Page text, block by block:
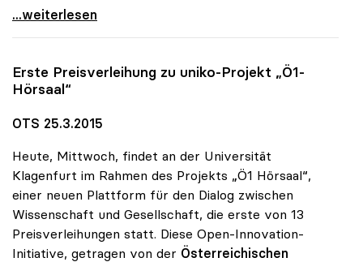
uniko: Rätselraten über Vorschläge für
...weiterlesen
Erste Preisverleihung zu uniko-Projekt „Ö1-
Hörsaal“
OTS 25.3.2015
Heute, Mittwoch, findet an der Universität
Klagenfurt im Rahmen des Projekts „Ö1 Hörsaal“,
einer neuen Plattform für den Dialog zwischen
Wissenschaft und Gesellschaft, die erste von 13
Preisverleihungen statt. Diese Open-Innovation-
Initiative, getragen von der Österreichischen